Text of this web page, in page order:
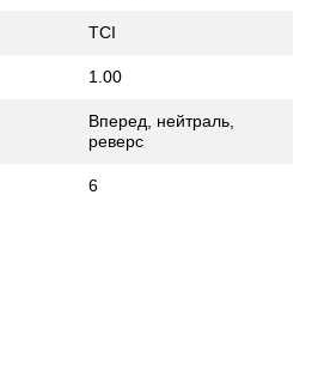
TCI
1.00
Вперед, нейтраль,
реверс
6